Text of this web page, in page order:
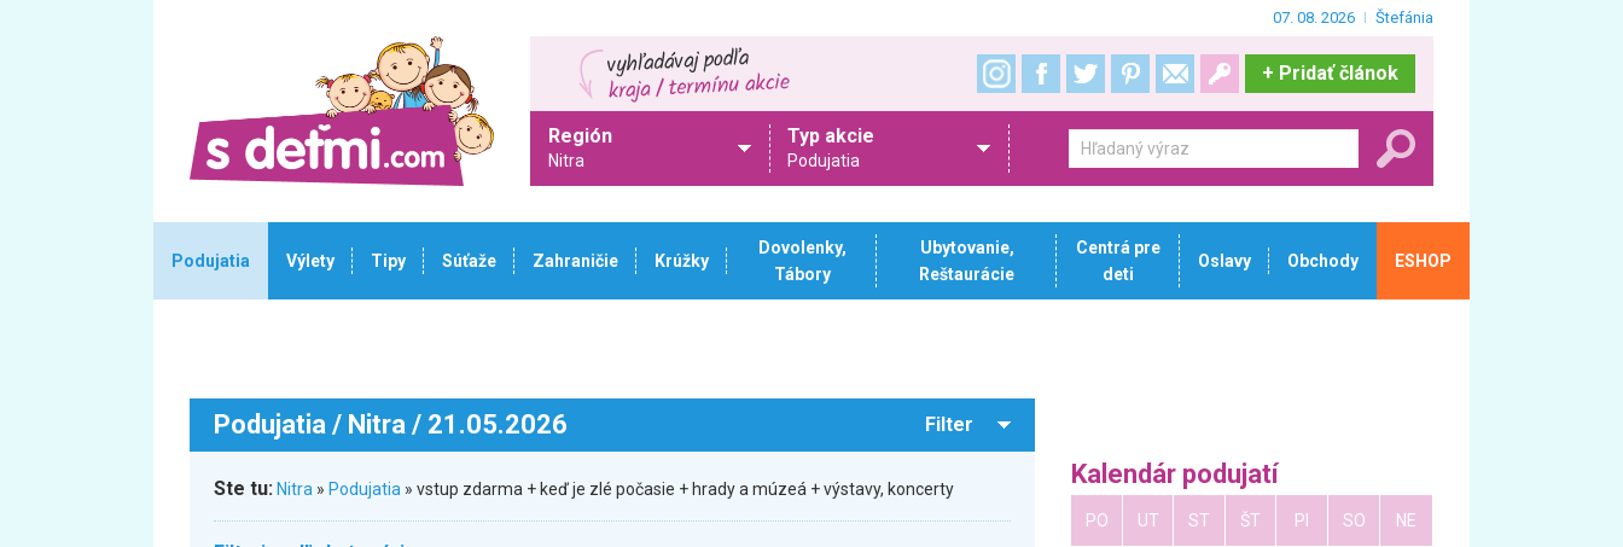
07. 08. 2026 Štefánia
+ Pridať článok
Región
Nitra
Typ akcie
Podujatia
Podujatia Výlety Tipy Súťaže Zahraničie Krúžky
Dovolenky,
Tábory
Ubytovanie,
Reštaurácie
Centrá pre
deti
Oslavy Obchody ESHOP
Podujatia / Nitra / 21.05.2026 Filter
Ste tu: Nitra » Podujatia » vstup zdarma + keď je zlé počasie + hrady a múzeá + výstavy, koncerty Kalendár podujatí
PO UT ST ŠT PI SO NE